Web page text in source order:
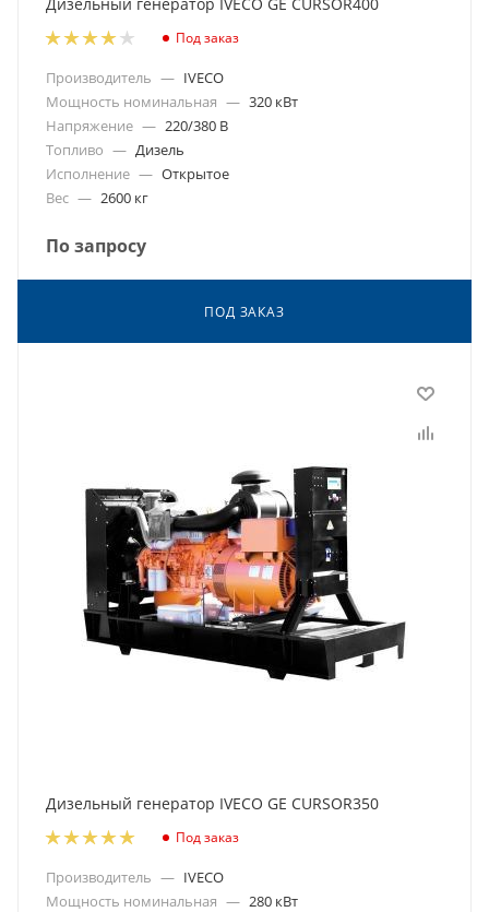
Под заказ
Производитель — IVECO
Мощность номинальная — 320 кВт
Напряжение — 220/380 В
Топливо — Дизель
Исполнение — Открытое
Вес — 2600 кг
По запросу
ПОД ЗАКАЗ
Дизельный генератор IVECO GE CURSOR350
Под заказ
Производитель — IVECO
Мощность номинальная — 280 кВт